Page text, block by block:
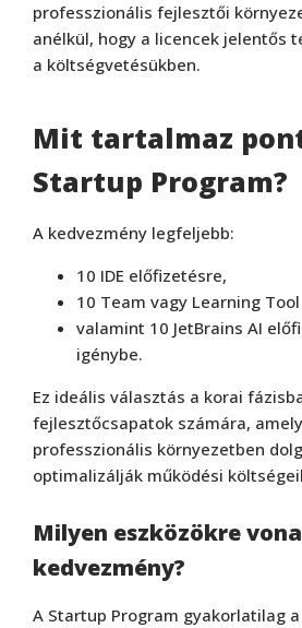
professzionális fejlesztői
anélkül, hogy a licencek jelentős
a költségvetésükben.
Mit tartalmaz
Startup Program?
A kedvezmény legfeljebb:
10 IDE előfizetésre,
10 Team vagy Learning
valamint 10 JetBrains AI
igénybe.
Ez ideális választás a korai
fejlesztőcsapatok számára,
professzionális környezetben
optimalizálják működési
Milyen eszközökre
kedvezmény?
A Startup Program gyakorlatilag